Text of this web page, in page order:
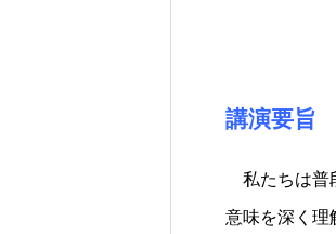
講演要旨
私たちは普
意味を深く理